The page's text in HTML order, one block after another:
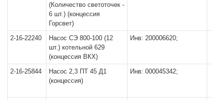
(Количество светоточек -
6 шт.) (концессия
Горсвет)
2-16-22240
Насос СЭ 800-100 (12
шт.) котельной 629
(концессия ВКХ)
Инв: 200006620;
2-16-25844
Насос 2,3 ПТ 45 Д1
(концессия)
Инв: 000045342;